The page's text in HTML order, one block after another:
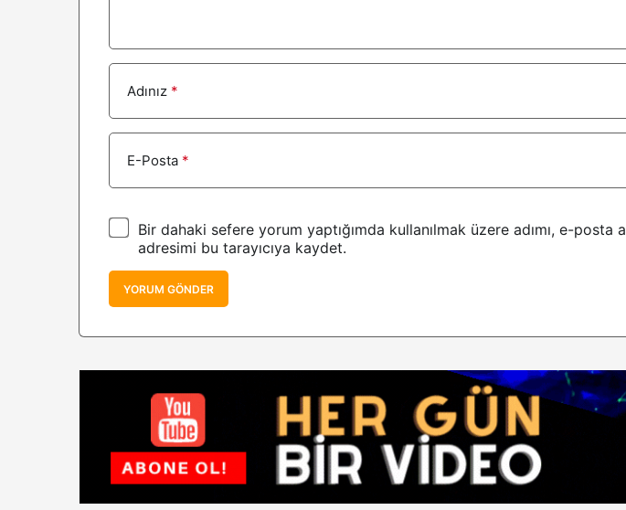
Adınız *
E-Posta *
Bir dahaki sefere yorum yaptığımda kullanılmak üzere adımı, e-posta
adresimi bu tarayıcıya kaydet.
YORUM GÖNDER